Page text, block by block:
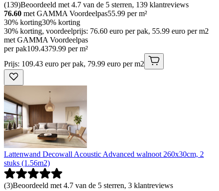
(139)Beoordeeld met 4.7 van de 5 sterren, 139 klantreviews
76.60 met GAMMA Voordeelpas55.99 per m²
30% korting30% korting
30% korting, voordeelprijs: 76.60 euro per pak, 55.99 euro per m2
met GAMMA Voordeelpas
per pak109.4379.99 per m²
Prijs: 109.43 euro per pak, 79.99 euro per m2
Lattenwand Decowall Acoustic Advanced walnoot 260x30cm, 2
stuks (1.56m2)
(3)Beoordeeld met 4.7 van de 5 sterren, 3 klantreviews